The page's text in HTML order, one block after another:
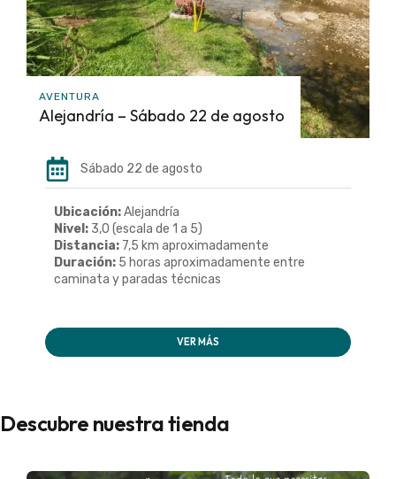
AVENTURA
Alejandría – Sábado 22 de agosto
Sábado 22 de agosto
Ubicación:Alejandría
Nivel: 3,0 (escala de 1 a 5)
Distancia: 7,5 km aproximadamente
Duración: 5 horas aproximadamente entre
caminata y paradas técnicas
VER MÁS
Descubre nuestra tienda